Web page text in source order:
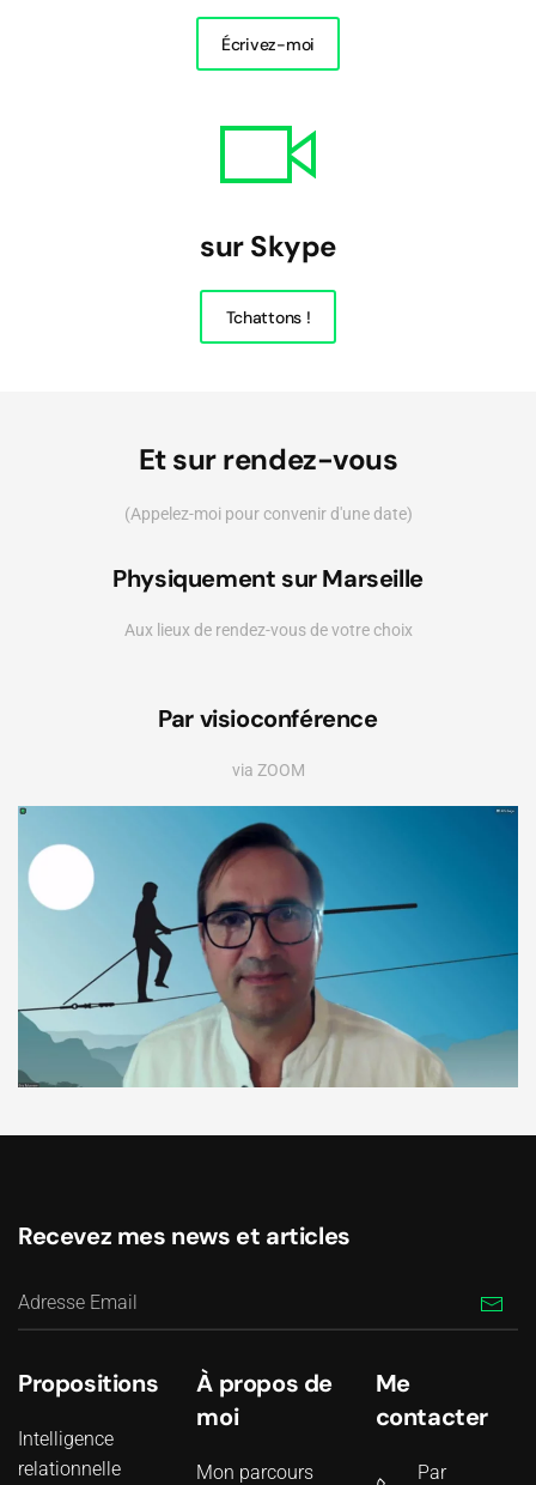
Écrivez-moi
sur Skype
Tchattons !
Et sur rendez-vous
(Appelez-moi pour convenir d'une date)
Physiquement sur Marseille
Aux lieux de rendez-vous de votre choix
Par visioconférence
via ZOOM
Recevez mes news et articles
Propositions
Intelligence
relationnelle
À propos de
moi
Mon parcours
Me
contacter
Par